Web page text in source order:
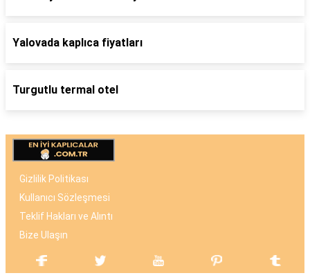
Yalovada kaplıca fiyatları
Turgutlu termal otel
Gizlilik Politikası
Kullanıcı Sözleşmesi
Teklif Hakları ve Alıntı
Bize Ulaşın